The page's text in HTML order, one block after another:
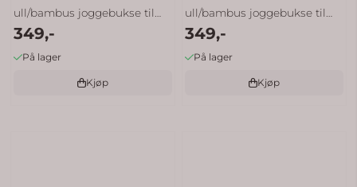
ull/bambus joggebukse til
barn ...
349,-
På lager
Kjøp
ull/bambus joggebukse til
barn ...
349,-
På lager
Kjøp